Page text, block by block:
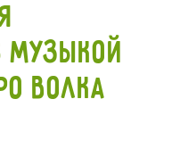
МУЗЫКОЙ
ВОЛКА